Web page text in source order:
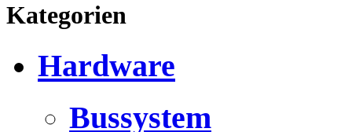
Kategorien
Hardware
Bussystem